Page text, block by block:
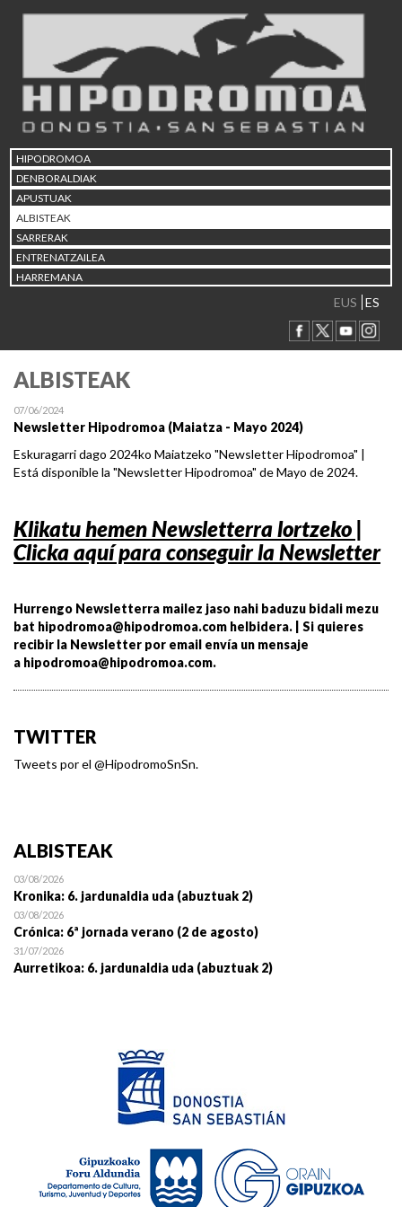
HIPODROMOA
DENBORALDIAK
APUSTUAK
ALBISTEAK
SARRERAK
ENTRENATZAILEA
HARREMANA
EUS ES
ALBISTEAK
07/06/2024
Newsletter Hipodromoa (Maiatza - Mayo 2024)
Eskuragarri dago 2024ko Maiatzeko "Newsletter Hipodromoa" |
Está disponible la "Newsletter Hipodromoa" de Mayo de 2024.
Klikatu hemen Newsletterra lortzeko |
Clicka aquí para conseguir la Newsletter
Hurrengo Newsletterra mailez jaso nahi baduzu bidali mezu
bat hipodromoa@hipodromoa.com helbidera. | Si quieres
recibir la Newsletter por email envía un mensaje
a hipodromoa@hipodromoa.com.
TWITTER
Tweets por el @HipodromoSnSn.
ALBISTEAK
03/08/2026
Kronika: 6. jardunaldia uda (abuztuak 2)
03/08/2026
Crónica: 6ª jornada verano (2 de agosto)
31/07/2026
Aurretikoa: 6. jardunaldia uda (abuztuak 2)